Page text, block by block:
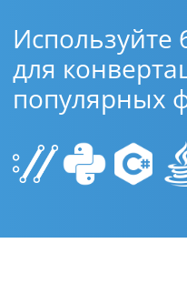
Используйте
для
популярных